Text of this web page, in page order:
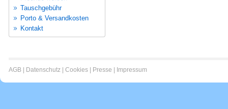
Tauschgebühr
Porto & Versandkosten
Kontakt
AGB Datenschutz Cookies Presse Impressum